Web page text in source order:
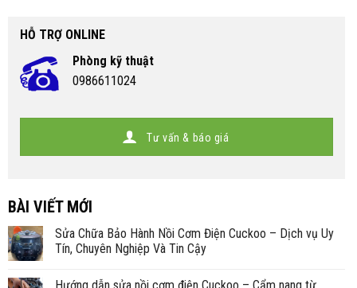
HỖ TRỢ ONLINE
Phòng kỹ thuật
0986611024
Tư vấn & báo giá
BÀI VIẾT MỚI
Sửa Chữa Bảo Hành Nồi Cơm Điện Cuckoo – Dịch vụ Uy
Tín, Chuyên Nghiệp Và Tin Cậy